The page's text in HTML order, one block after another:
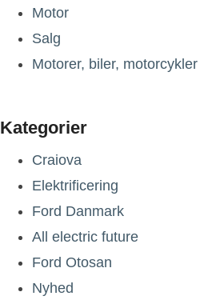
Motor
Salg
Motorer, biler, motorcykler
Kategorier
Craiova
Elektrificering
Ford Danmark
All electric future
Ford Otosan
Nyhed